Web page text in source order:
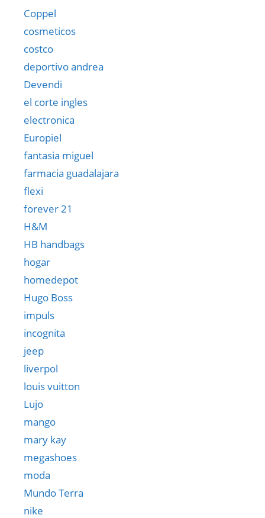
Coppel
cosmeticos
costco
deportivo andrea
Devendi
el corte ingles
electronica
Europiel
fantasia miguel
farmacia guadalajara
flexi
forever 21
H&M
HB handbags
hogar
homedepot
Hugo Boss
impuls
incognita
jeep
liverpol
louis vuitton
Lujo
mango
mary kay
megashoes
moda
Mundo Terra
nike